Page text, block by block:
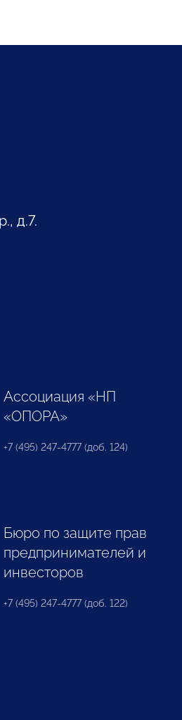
д.7.
Ассоциация «НП
«ОПОРА»
+7 (495) 247-4777 (доб. 124)
Бюро по защите прав
предпринимателей и
инвесторов
+7 (495) 247-4777 (доб. 122)